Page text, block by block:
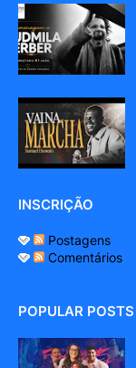
INSCRIÇÃO
Postagens
Comentários
POPULAR POSTS